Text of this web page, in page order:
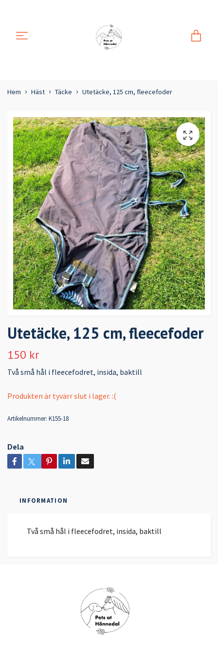
Hem Häst Täcke Utetäcke, 125 cm, fleecefoder
Utetäcke, 125 cm, fleecefoder
150 kr
Två små hål i fleecefodret, insida, baktill
Produkten är tyvärr slut i lager. :(
Artikelnummer: K155-18
Dela
INFORMATION
Två små hål i fleecefodret, insida, baktill